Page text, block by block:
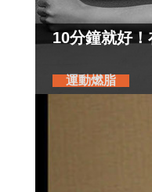
10分鐘就好
運動燃脂